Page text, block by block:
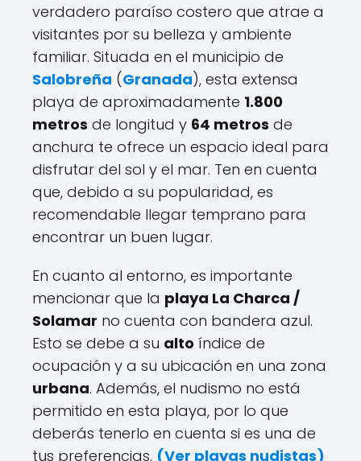
verdadero paraíso costero que atrae a
visitantes por su belleza y ambiente
familiar. Situada en el municipio de
Salobreña (Granada), esta extensa
playa de aproximadamente 1.800
metros de longitud y 64 metros de
anchura te ofrece un espacio ideal para
disfrutar del sol y el mar. Ten en cuenta
que, debido a su popularidad, es
recomendable llegar temprano para
encontrar un buen lugar.
En cuanto al entorno, es importante
mencionar que la playa La Charca /
Solamar no cuenta con bandera azul.
Esto se debe a su alto índice de
ocupación y a su ubicación en una zona
urbana. Además, el nudismo no está
permitido en esta playa, por lo que
deberás tenerlo en cuenta si es una de
tus preferencias. (Ver playas nudistas)